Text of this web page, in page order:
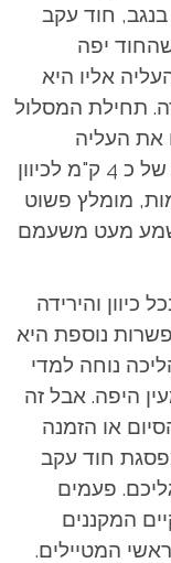
חוד עקב
יפה
אליו היא
תחילת המסלול
את העליה
שדורשת רכב שטח או תוספת הליכה של כ 4 ק"מ לכיוון
מומלץ פשוט
מעט משעמם
והירידה
נוספת היא
נוחה למדי
היפה. אבל זה
או הזמנה
חוד עקב
פעמים
המקננים
המטיילים.